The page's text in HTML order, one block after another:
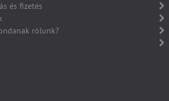
és fizetés
rólunk?